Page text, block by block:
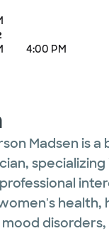
4:00 PM
Madsen is a
specializing
health,